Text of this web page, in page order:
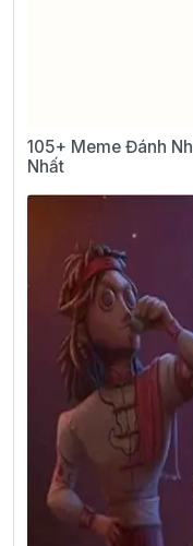
105+ Meme Đánh
Nhất